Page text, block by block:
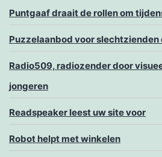
Puntgaaf draait de rollen om
Puzzelaanbod voor slechtzienden
Radio509, radiozender door
jongeren
Readspeaker leest uw site voor
Robot helpt met winkelen